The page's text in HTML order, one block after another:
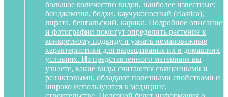
большое количество видов, наиболее известные:
бенджамина, бодхи, каучуконосный (elastica),
лирата, бенгальский, карика. Подробное описание
и фотографии помогут определить растение к
конкретному подвиду и узнать немаловажные
характеристики для выращивания их в домашних
условиях. Из представленного материала вы
узнаете, какие виды считаются священными и
реликтовыми, обладают полезными свойствами и
широко используются в медицине,